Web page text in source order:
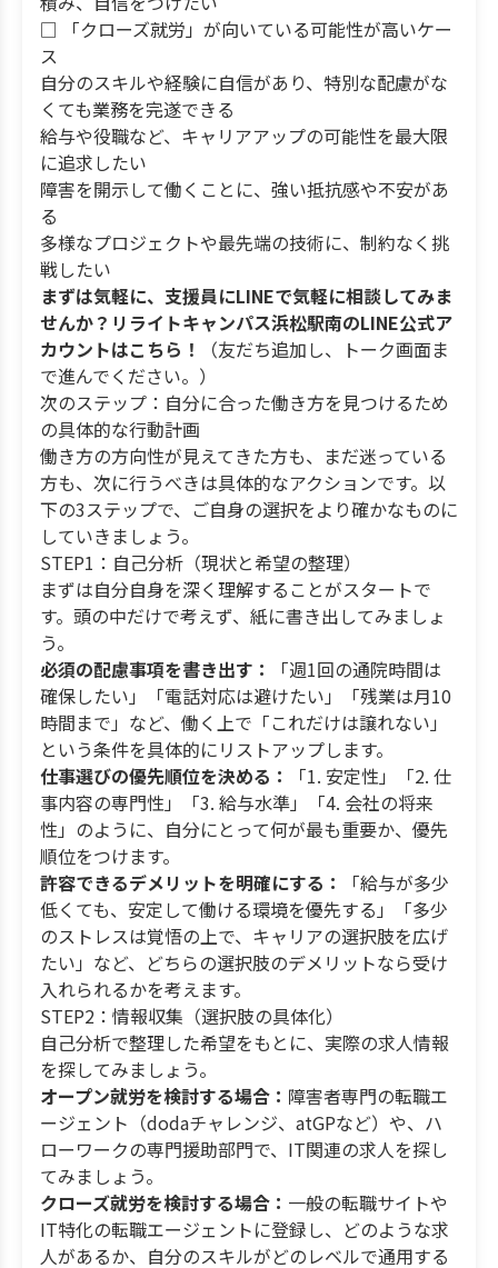
□ 「クローズ就労」が向いている可能性が高いケー
ス
自分のスキルや経験に自信があり、特別な配慮がな
くても業務を完遂できる
給与や役職など、キャリアアップの可能性を最大限
に追求したい
障害を開示して働くことに、強い抵抗感や不安があ
る
多様なプロジェクトや最先端の技術に、制約なく挑
戦したい
まずは気軽に、支援員にLINEで気軽に相談してみま
せんか？リライトキャンパス浜松駅南のLINE公式ア
カウントはこちら！
（友だち追加し、トーク画面ま
で進んでください。）
次のステップ：自分に合った働き方を見つけるため
の具体的な行動計画
働き方の方向性が見えてきた方も、まだ迷っている
方も、次に行うべきは具体的なアクションです。以
下の3ステップで、ご自身の選択をより確かなものに
していきましょう。
STEP1：自己分析（現状と希望の整理）
まずは自分自身を深く理解することがスタートで
す。頭の中だけで考えず、紙に書き出してみましょ
う。
必須の配慮事項を書き出す：
「週1回の通院時間は
確保したい」「電話対応は避けたい」「残業は月10
時間まで」など、働く上で「これだけは譲れない」
という条件を具体的にリストアップします。
仕事選びの優先順位を決める：
「1. 安定性」「2. 仕
事内容の専門性」「3. 給与水準」「4. 会社の将来
性」のように、自分にとって何が最も重要か、優先
順位をつけます。
許容できるデメリットを明確にする：
「給与が多少
低くても、安定して働ける環境を優先する」「多少
のストレスは覚悟の上で、キャリアの選択肢を広げ
たい」など、どちらの選択肢のデメリットなら受け
入れられるかを考えます。
STEP2：情報収集（選択肢の具体化）
自己分析で整理した希望をもとに、実際の求人情報
を探してみましょう。
オープン就労を検討する場合： 障害者専門の転職エ
ージェント（dodaチャレンジ、atGPなど）や、ハ
ローワークの専門援助部門で、IT関連の求人を探し
てみましょう。
クローズ就労を検討する場合： 一般の転職サイトや
IT特化の転職エージェントに登録し、どのような求
人があるか、自分のスキルがどのレベルで通用する